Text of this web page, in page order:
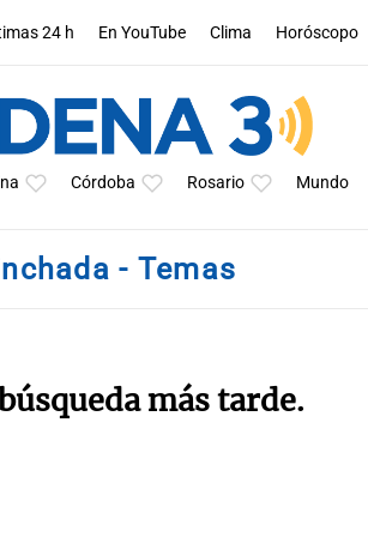
24 h En YouTube Clima Horóscopo
Córdoba Rosario Mundo
- Temas
más tarde.